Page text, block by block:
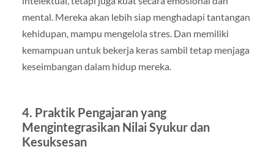
mental. Mereka akan lebih siap menghadapi tantangan
kehidupan, mampu mengelola stres. Dan memiliki
kemampuan untuk bekerja keras sambil tetap menjaga
keseimbangan dalam hidup mereka.
4. Praktik Pengajaran yang
Mengintegrasikan Nilai Syukur dan
Kesuksesan